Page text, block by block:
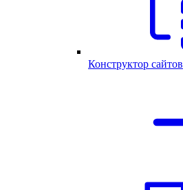
Конструктор сайтов